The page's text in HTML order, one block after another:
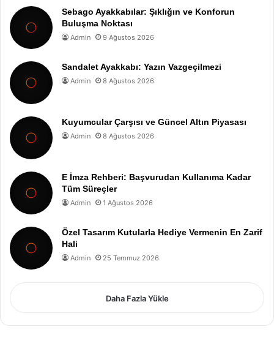
Sebago Ayakkabılar: Şıklığın ve Konforun
Buluşma Noktası
Admin 9 Ağustos 2026
Sandalet Ayakkabı: Yazın Vazgeçilmezi
Admin 8 Ağustos 2026
Kuyumcular Çarşısı ve Güncel Altın Piyasası
Admin 8 Ağustos 2026
E İmza Rehberi: Başvurudan Kullanıma Kadar
Tüm Süreçler
Admin 1 Ağustos 2026
Özel Tasarım Kutularla Hediye Vermenin En Zarif
Hali
Admin 25 Temmuz 2026
Daha Fazla Yükle